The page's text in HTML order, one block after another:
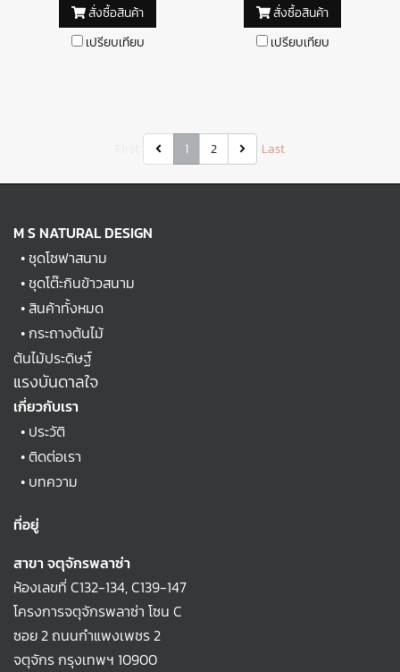
สั่งซื้อสินค้า
เปรียบเทียบ
สั่งซื้อสินค้า
เปรียบเทียบ
1 2 Last
M S NATURAL DESIGN
•ชุดโซฟาสนาม
•ชุดโต๊ะกินข้าวสนาม
•สินค้าทั้งหมด
•กระถางต้นไม้
ต้นไม้ประดิษฐ์
แรงบันดาลใจ
เกี่ยวกับเรา
• ประวัติ
•ติดต่อเรา
• บทความ
ที่อยู่
สาขา จตุจักรพลาซ่า
ห้องเลขที่ C132-134, C139-147
โครงการจตุจักรพลาซ่า โซน C
ซอย 2 ถนนกำแพงเพชร 2
จตุจักร กรุงเทพฯ 10900